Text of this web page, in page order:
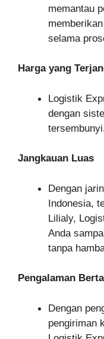
memantau
selama
Harga yang
Logistik
dengan
Jangkauan Luas
Dengan
Indonesia,
Lilialy,
Anda
tanpa
Pengalaman
Dengan
pengiriman